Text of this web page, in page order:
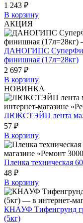
1 243 ₽
В корзину
АКЦИЯ
ДАНОГИПС
финишная (17л=28кг)
2 697 ₽
В корзину
НОВИНКА
ЛЮКСТЭЙП лента
57 ₽
В корзину
Пленка техническая
48 ₽
В корзину
КНАУФ Тифенгрунд
(5кг)